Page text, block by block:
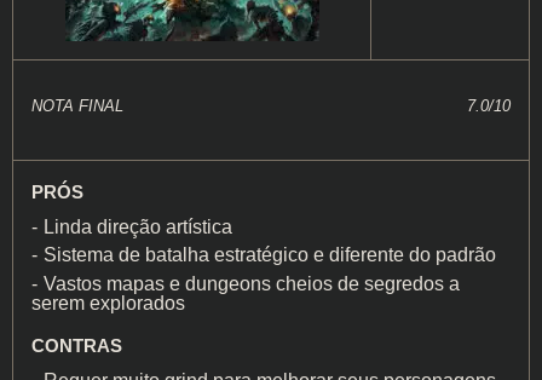
NOTA FINAL 7.0/10
PRÓS
Linda direção artística
Sistema de batalha estratégico e diferente do padrão
Vastos mapas e dungeons cheios de segredos a
serem explorados
CONTRAS